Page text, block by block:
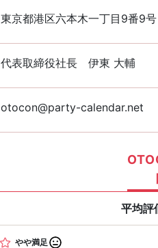
東京都港区六本木一丁目9番9
代表取締役社長 伊東 大輔
otocon@party-calendar.net
平均評
やや満足